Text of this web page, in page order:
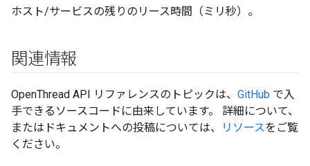
ホスト/サービスの残りのリース時間（ミリ秒）。
関連情報
OpenThread API リファレンスのトピックは、 GitHub で入
手できるソースコードに由来しています。 詳細について、
またはドキュメントへの投稿については、
リソースをご覧
ください。